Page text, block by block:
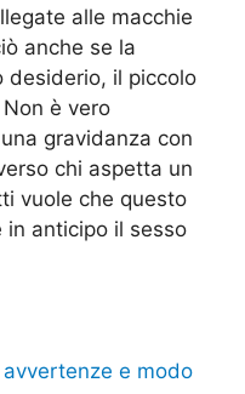
alle macchie
anche se la
desiderio, il piccolo
è vero
gravidanza con
chi aspetta un
vuole che questo
in anticipo il sesso
e modo